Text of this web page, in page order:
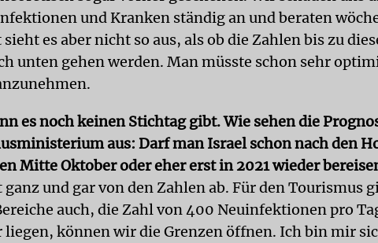
und Kranken ständig an und beraten
es aber nicht so aus, als ob die Zahlen bis zu
unten gehen werden. Man müsste schon sehr
es noch keinen Stichtag gibt. Wie sehen die
aus: Darf man Israel schon nach den
Mitte Oktober oder eher erst in 2021 wieder
ganz und gar von den Zahlen ab. Für den Tourismus
auch, die Zahl von 400 Neuinfektionen pro
liegen, können wir die Grenzen öffnen. Ich bin mir